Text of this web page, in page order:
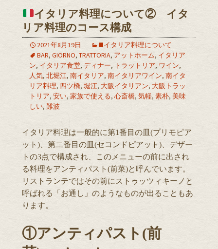
イタリア料理について② イタ
リア料理のコース構成
2021年8月19日
◼️イタリア料理について
BAR, GIORNO, TRATTORIA, アットホーム, イタリア
ン, イタリア食堂, ディナー, トラットリア, ワイン,
人気, 北堀江, 南イタリア, 南イタリアワイン, 南イタ
リア料理, 四ツ橋, 堀江, 大阪イタリアン, 大阪トラッ
トリア, 安い, 家族で使える, 心斎橋, 気軽, 素朴, 美味
しい, 難波
イタリア料理は一般的に第1番目の皿(プリモピア
ット)、第二番目の皿(セコンドピアット)、デザー
トの3点で構成され、このメニューの前に出され
る料理をアンティパスト(前菜)と呼んでいます。
リストランテではその前にストゥッツィキーノと
呼ばれる「お通し」のようなものが出ることもあ
ります。
①アンティパスト(前